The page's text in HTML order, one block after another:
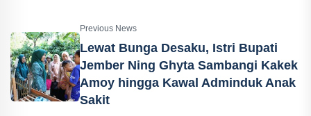
Previous News
Lewat Bunga Desaku, Istri Bupati
Jember Ning Ghyta Sambangi Kakek
Amoy hingga Kawal Adminduk Anak
Sakit